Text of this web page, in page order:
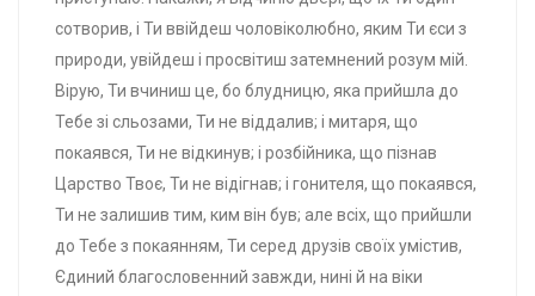
сотворив, і Ти ввійдеш чоловіколюбно, яким Ти єси з
природи, увійдеш і просвітиш затемнений розум мій.
Вірую, Ти вчиниш це, бо блудницю, яка прийшла до
Тебе зі сльозами, Ти не віддалив; і митаря, що
покаявся, Ти не відкинув; і розбійника, що пізнав
Царство Твоє, Ти не відігнав; і гонителя, що покаявся,
Ти не залишив тим, ким він був; але всіх, що прийшли
до Тебе з покаянням, Ти серед друзів своїх умістив,
Єдиний благословенний завжди, нині й на віки